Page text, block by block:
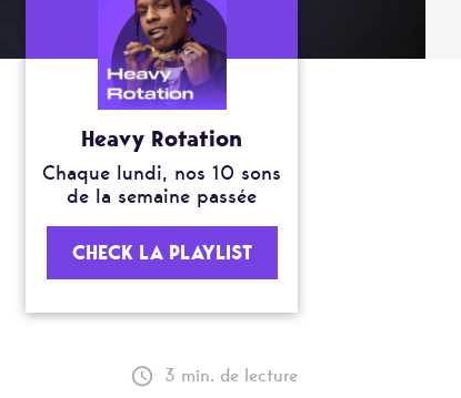
Heavy Rotation
Chaque lundi, nos 10 sons
de la semaine passée
CHECK LA PLAYLIST
3 min. de lecture